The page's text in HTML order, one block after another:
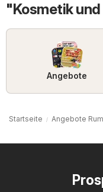
"Kosmetik
Angebote
Startseite Angebote Rum